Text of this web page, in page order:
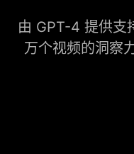
由 GPT-4 提供支
万个视频的洞察